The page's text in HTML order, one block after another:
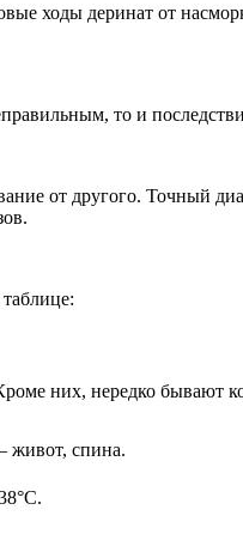
ходы деринат от
то и
от другого. Точный
них, нередко бывают
живот, спина.